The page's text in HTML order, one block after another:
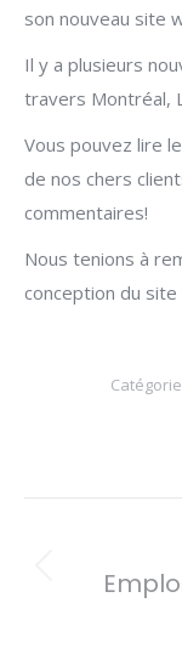
son nouveau site
Il y a plusieurs
travers Montréal,
Vous pouvez lire
de nos chers
commentaires!
Nous tenions à
conception du site
Catégorie